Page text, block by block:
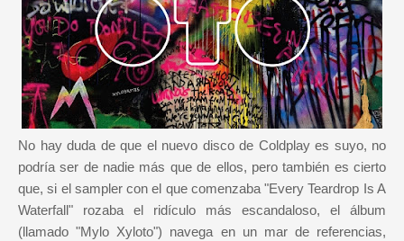
No hay duda de que el nuevo disco de Coldplay es suyo, no
podría ser de nadie más que de ellos, pero también es cierto
que, si el sampler con el que comenzaba "Every Teardrop Is A
Waterfall" rozaba el ridículo más escandaloso, el álbum
(llamado "Mylo Xyloto") navega en un mar de referencias,